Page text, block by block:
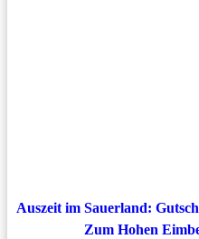
Auszeit im Sauerland:
Zum Hohen